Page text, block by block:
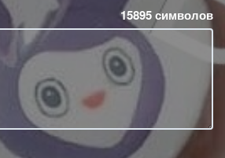
15895символов